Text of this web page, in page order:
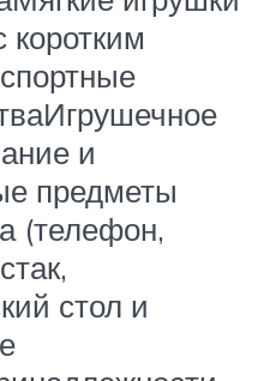
и
предметы
(телефон,
стол и